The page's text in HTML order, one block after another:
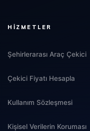
HIZMETLER
Şehirlerarası Araç Çekici
Çekici Fiyatı Hesapla
Kullanım Sözleşmesi
Kişisel Verilerin Koruması